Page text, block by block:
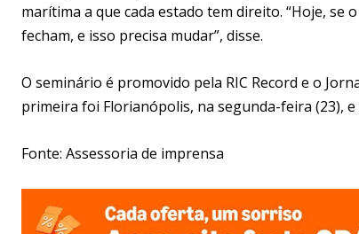
marítima a que cada estado tem direito. “Hoje, se
fecham, e isso precisa mudar”, disse.
O seminário é promovido pela RIC Record e o
primeira foi Florianópolis, na segunda-feira (23),
Fonte: Assessoria de imprensa